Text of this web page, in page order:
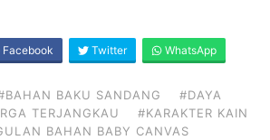
Facebook Twitter WhatsApp
BAKU SANDANG
#DAYA
TERJANGKAU
#KARAKTER KAIN
BAHAN BABY CANVAS